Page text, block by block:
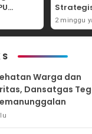
Perwira
2 minggu
Warga dan
Dansatgas